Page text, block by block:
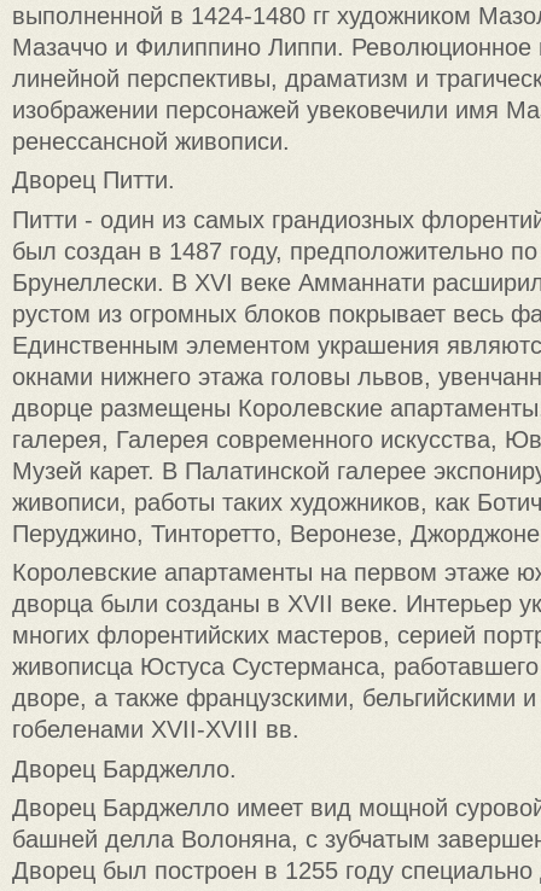
выполненной в 1424-1480 гг художником
Мазаччо и Филиппино Липпи. Революционное
линейной перспективы, драматизм и
изображении персонажей увековечили имя
ренессансной живописи.
Дворец Питти.
Питти - один из самых грандиозных
был создан в 1487 году, предположительно по
Брунеллески. В XVI веке Амманнати
рустом из огромных блоков покрывает весь
Единственным элементом украшения
окнами нижнего этажа головы львов,
дворце размещены Королевские
галерея, Галерея современного искусства,
Музей карет. В Палатинской галерее
живописи, работы таких художников, как
Перуджино, Тинторетто, Веронезе,
Королевские апартаменты на первом этаже
дворца были созданы в XVII веке. Интерьер
многих флорентийских мастеров, серией
живописца Юстуса Сустерманса,
дворе, а также французскими, бельгийскими
гобеленами XVII-XVIII вв.
Дворец Барджелло.
Дворец Барджелло имеет вид мощной
башней делла Волоняна, с зубчатым
Дворец был построен в 1255 году